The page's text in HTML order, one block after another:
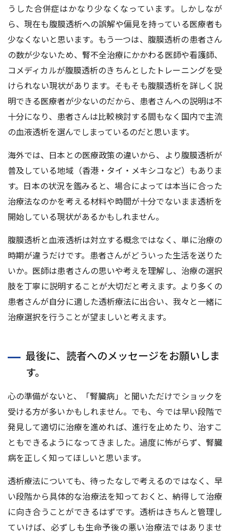
うした合併症はかなり少なくなっています。しかしなが
ら、現在も腹膜透析への誤解や偏見を持っている医療者も
少なくないと思います。もう一つは、腹膜透析の患者さん
の数が少ないため、腎不全治療にかかわる医師や看護師、
コメディカルが腹膜透析のきちんとしたトレーニングを受
けられない現状があります。そもそも腹膜透析を詳しく説
明できる医療者が少ないのだから、患者さんへの説明は不
十分になり、患者さんは比較検討する間もなく国内で主流
の血液透析を選んでしまっているのだと思います。
海外では、日本との医療政策の違いから、より腹膜透析が
普及している地域（香港・タイ・メキシコなど）もありま
す。日本の状況を鑑みると、場合によっては本当に合った
治療法なのかを考える材料や時間が十分でないまま透析を
開始している現状があるかもしれません。
腹膜透析と血液透析は対立する概念ではなく、単に治療の
時期が違うだけです。患者さんがどういった生活を送りた
いか。医師は患者さんの思いや考えを理解し、治療の選択
肢を丁寧に説明することが大切だと考えます。より多くの
患者さんが自分に適した透析療法に出合い、我々と一緒に
治療選択を行うことが望ましいと考えます。
最後に、読者へのメッセージをお願いしま
す。
心の準備がないと、「腎臓病」と聞いただけでショックを
受ける方が多いかもしれません。でも、今では早い段階で
発見して適切に治療を進めれば、進行を止めたり、治すこ
ともできるようになってきました。過度に怖がらず、腎臓
病を正しく知ってほしいと思います。
透析療法についても、待ったなしで考えるのではなく、早
い段階から具体的な治療法を知っておくと、納得して治療
に向き合うことができるはずです。透析はきちんと管理し
ていけば、必ずしも生命予後の悪い治療法ではありませ